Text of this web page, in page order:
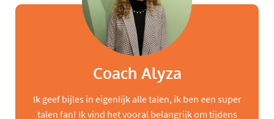
Coach Alyza
Ik geef bijles in eigenlijk alle talen, ik ben een super
talen fan! Ik vind het vooral belangrijk om tijdens